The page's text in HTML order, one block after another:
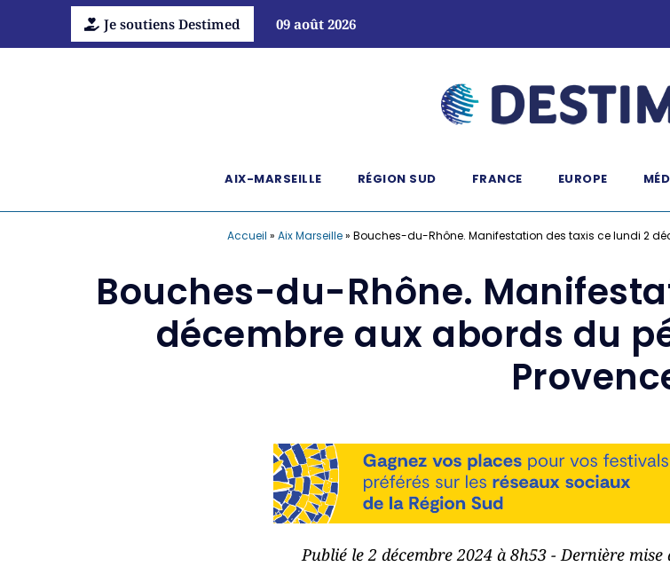
Je soutiens Destimed 09 août 2026
AIX-MARSEILLE RÉGION SUD FRANCE EUROPE
Accueil » Aix Marseille» Bouches-du-Rhône. Manifestation des taxis ce lundi 2
Bouches-du-Rhône.
décembre aux abords du
Publié le 2 décembre 2024 à 8h53 - Dernière